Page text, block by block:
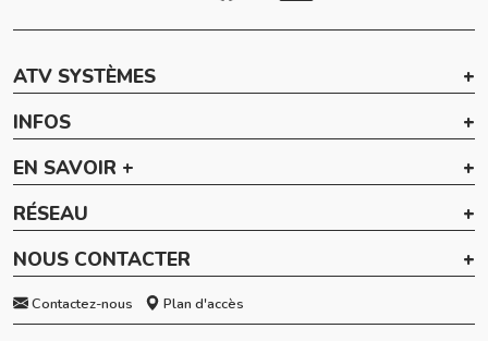
ATV SYSTÈMES
INFOS
EN SAVOIR +
RÉSEAU
NOUS CONTACTER
Contactez-nous Plan d'accès